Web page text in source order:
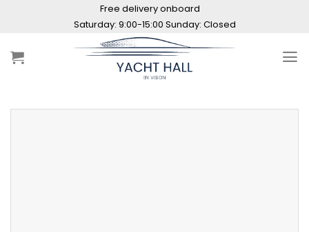
Free delivery onboard